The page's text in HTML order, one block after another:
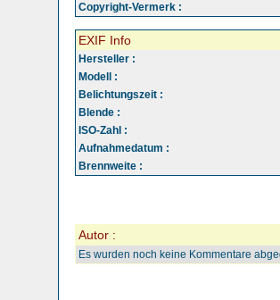
Copyright-Vermerk :
EXIF Info
Hersteller :
Modell :
Belichtungszeit :
Blende :
ISO-Zahl :
Aufnahmedatum :
Brennweite :
Autor :
Es wurden noch keine Kommentare